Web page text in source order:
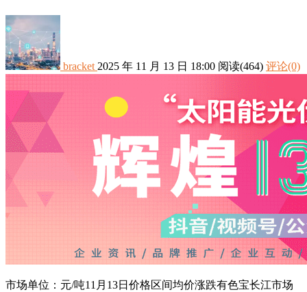
bracket 2025 年 11 月 13 日 18:00 阅读(464) 评论(0)
市场单位：元/吨11月13日价格区间均价涨跌有色宝长江市场